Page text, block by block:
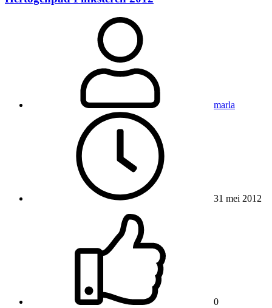
marla
31 mei 2012
0